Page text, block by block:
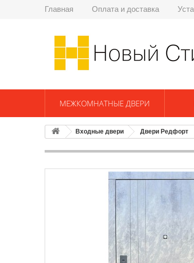
Главная Оплата и доставка
МЕЖКОМНАТНЫЕ ДВЕРИ
Входные двери Двери Редфорт